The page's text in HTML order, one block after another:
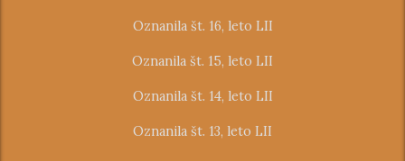
Oznanila št. 16, leto LII
Oznanila št. 15, leto LII
Oznanila št. 14, leto LII
Oznanila št. 13, leto LII